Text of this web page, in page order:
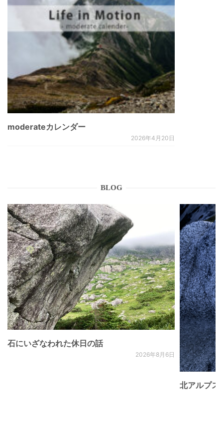
moderateカレンダー
2026年4月20日
BLOG
石にいざなわれた休日の話
2026年8月6日
北アルプ